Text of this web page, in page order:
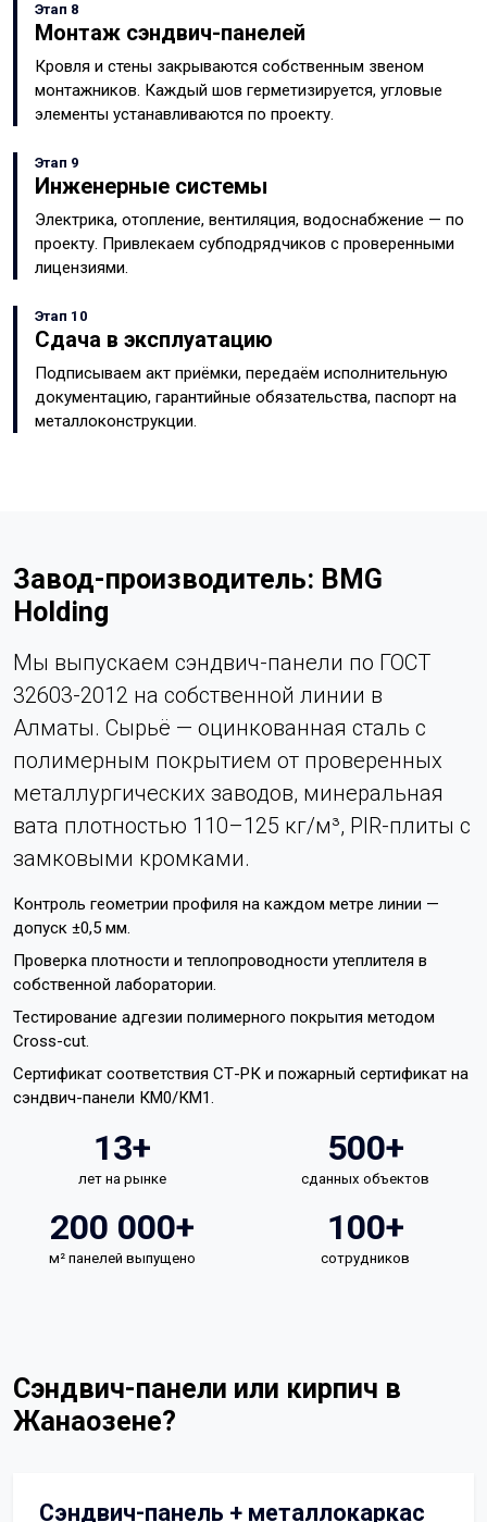
Этап 8
Монтаж сэндвич-панелей
Кровля и стены закрываются собственным звеном
монтажников. Каждый шов герметизируется, угловые
элементы устанавливаются по проекту.
Этап 9
Инженерные системы
Электрика, отопление, вентиляция, водоснабжение — по
проекту. Привлекаем субподрядчиков с проверенными
лицензиями.
Этап 10
Сдача в эксплуатацию
Подписываем акт приёмки, передаём исполнительную
документацию, гарантийные обязательства, паспорт на
металлоконструкции.
Завод-производитель: BMG
Holding
Мы выпускаем сэндвич-панели по ГОСТ
32603-2012 на собственной линии в
Алматы. Сырьё — оцинкованная сталь с
полимерным покрытием от проверенных
металлургических заводов, минеральная
вата плотностью 110–125 кг/м³, PIR-плиты с
замковыми кромками.
Контроль геометрии профиля на каждом метре линии —
допуск ±0,5 мм.
Проверка плотности и теплопроводности утеплителя в
собственной лаборатории.
Тестирование адгезии полимерного покрытия методом
Cross-cut.
Сертификат соответствия СТ-РК и пожарный сертификат на
сэндвич-панели КМ0/КМ1.
13+
лет на рынке
500+
сданных объектов
200 000+
м² панелей выпущено
100+
сотрудников
Сэндвич-панели или кирпич в
Жанаозене?
Сэндвич-панель + металлокаркас